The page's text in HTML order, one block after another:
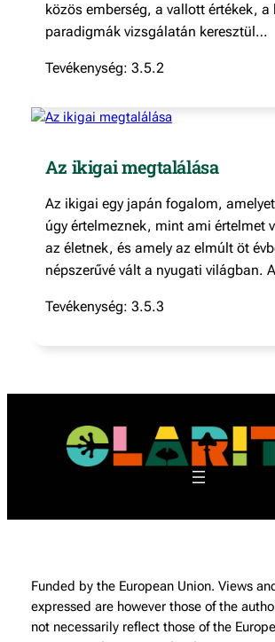
közös emberség, a vallott értékek, a
paradigmák vizsgálatán keresztül…
Tevékenység: 3.5.2
Az ikigai megtalálása
Az ikigai egy japán fogalom,
úgy értelmeznek, mint ami értelmet
az életnek, és amely az elmúlt öt
népszerűvé vált a nyugati világban.
Tevékenység: 3.5.3
Funded by the European Union. Views
expressed are however those of the
not necessarily reflect those of the